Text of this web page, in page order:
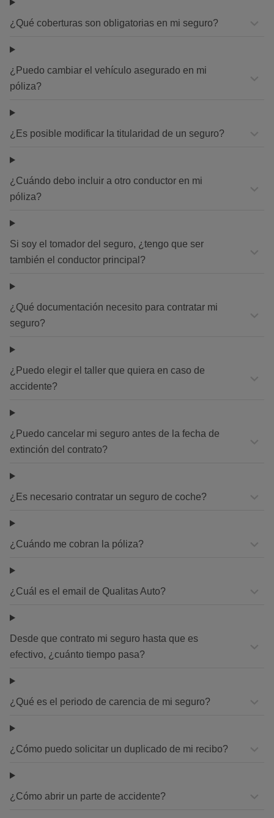
¿Qué coberturas son obligatorias en mi seguro?
¿Puedo cambiar el vehículo asegurado en mi
póliza?
¿Es posible modificar la titularidad de un seguro?
¿Cuándo debo incluir a otro conductor en mi
póliza?
Si soy el tomador del seguro, ¿tengo que ser
también el conductor principal?
¿Qué documentación necesito para contratar mi
seguro?
¿Puedo elegir el taller que quiera en caso de
accidente?
¿Puedo cancelar mi seguro antes de la fecha de
extinción del contrato?
¿Es necesario contratar un seguro de coche?
¿Cuándo me cobran la póliza?
¿Cuál es el email de Qualitas Auto?
Desde que contrato mi seguro hasta que es
efectivo, ¿cuánto tiempo pasa?
¿Qué es el periodo de carencia de mi seguro?
¿Cómo puedo solicitar un duplicado de mi recibo?
¿Cómo abrir un parte de accidente?